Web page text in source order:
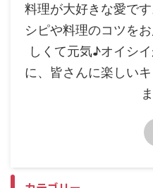
料理が大好きな愛で
シピや料理のコツを
しくて元気♪オイシ
に、皆さんに楽しい